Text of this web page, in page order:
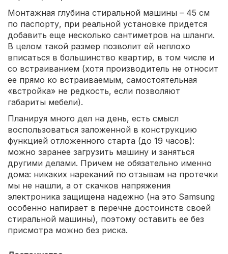
Монтажная глубина стиральной машины – 45 см
по паспорту, при реальной установке придется
добавить еще несколько сантиметров на шланги.
В целом такой размер позволит ей неплохо
вписаться в большинство квартир, в том числе и
со встраиванием (хотя производитель не относит
ее прямо ко встраиваемым, самостоятельная
«встройка» не редкость, если позволяют
габариты мебели).
Планируя много дел на день, есть смысл
воспользоваться заложенной в конструкцию
функцией отложенного старта (до 19 часов):
можно заранее загрузить машину и заняться
другими делами. Причем не обязательно именно
дома: никаких нареканий по отзывам на протечки
мы не нашли, а от скачков напряжения
электроника защищена надежно (на это Samsung
особенно напирает в перечне достоинств своей
стиральной машины), поэтому оставить ее без
присмотра можно без риска.